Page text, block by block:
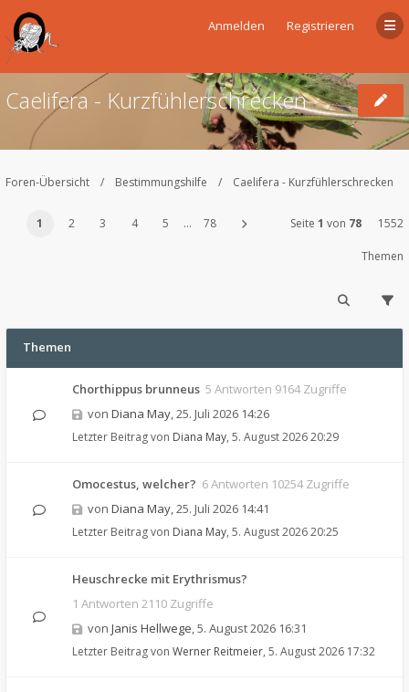
Anmelden Registrieren
Caelifera - Kurzfühlerschrecken
Foren-Übersicht Bestimmungshilfe Caelifera - Kurzfühlerschrecken
1 2 3 4 5 … 78 Seite 1 von 78 1552
Themen
Themen
Chorthippus brunneus 5 Antworten 9164 Zugriffe
von Diana May,25. Juli 2026 14:26
Letzter Beitrag von Diana May, 5. August 2026 20:29
Omocestus, welcher? 6 Antworten 10254 Zugriffe
von Diana May,25. Juli 2026 14:41
Letzter Beitrag von Diana May, 5. August 2026 20:25
Heuschrecke mit Erythrismus?
1 Antworten 2110 Zugriffe
von Janis Hellwege,5. August 2026 16:31
Letzter Beitrag von Werner Reitmeier, 5. August 2026 17:32